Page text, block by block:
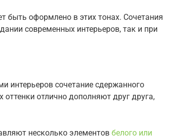
быть оформлено в этих тонах. Сочетания
современных интерьеров, так и при
интерьеров сочетание сдержанного
оттенки отлично дополняют друг друга,
несколько элементов белого или